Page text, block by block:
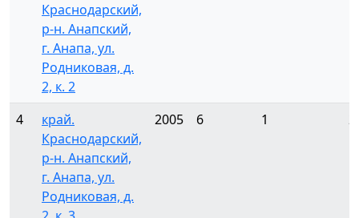
Краснодарский,
р-н. Анапский,
г. Анапа, ул.
Родниковая, д.
2, к. 2
4
край.
Краснодарский,
р-н. Анапский,
г. Анапа, ул.
Родниковая, д.
2005 6 1